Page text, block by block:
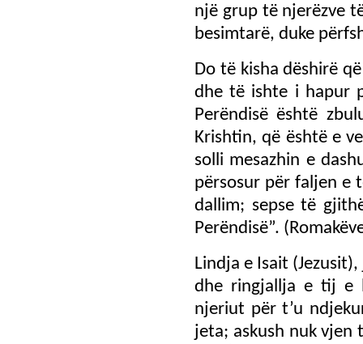
një grup të njerëzve
besimtarë, duke
Do të kisha dëshirë
dhe të ishte i hapur
Perëndisë është
Krishtin, që është e
solli mesazhin e
përsosur për faljen e
dallim; sepse të
Perëndisë”.
Lindja e Isait
dhe ringjallja e tij e
njeriut për t’u
jeta; askush nuk vjen